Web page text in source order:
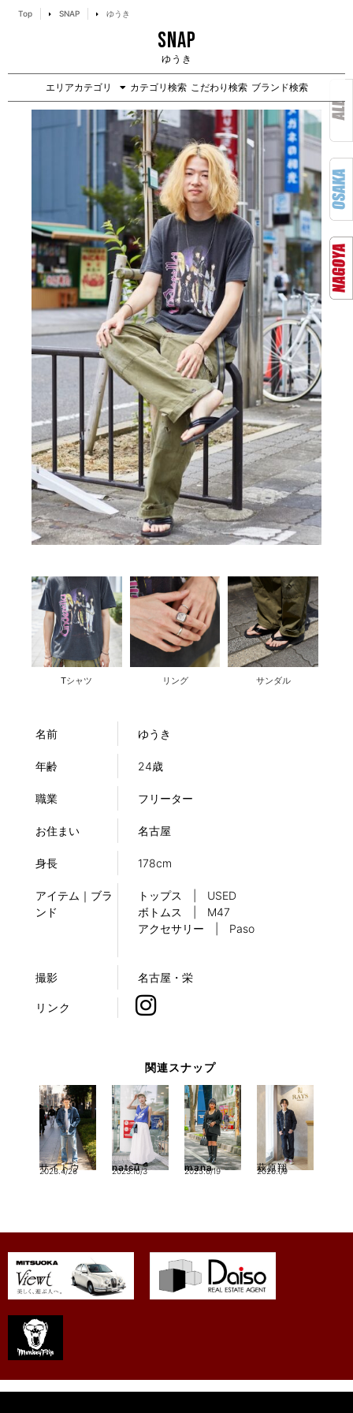
Top SNAP ゆうき
SNAP
ゆうき
エリアカテゴリ カテゴリ検索 こだわり検索 ブランド検索
Tシャツ リング サンダル
名前 ゆうき
年齢 24歳
職業 フリーター
お住まい 名古屋
身長 178cm
アイテム｜ブラ
ンド
トップス | USED
ボトムス | M47
アクセサリー | Paso
撮影 名古屋・栄
リンク
関連スナップ
サイトウ
2023.4/26 natsu
2023.10/3 mana
2025.6/19 萩原翔
2026.1/9